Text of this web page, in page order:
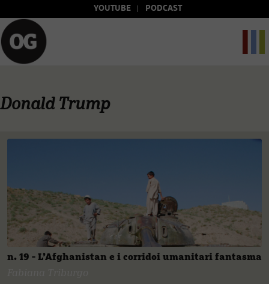
YOUTUBE PODCAST
Donald Trump
n. 19 - L’Afghanistan e i corridoi umanitari fantasma